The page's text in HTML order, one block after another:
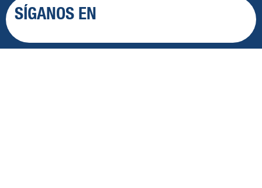
SÍGANOS EN